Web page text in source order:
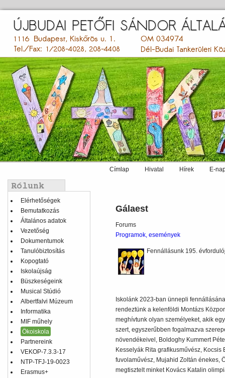
tartalomra
menu
Címlap Hivatal Hírek E-
Balmenü
Elérhetőségek
Bemutatkozás
Általános adatok
Vezetőség
Dokumentumok
Tanulóbiztosítás
Kopogtató
Iskolaújság
Büszkeségeink
Musical Stúdió
Albertfalvi Múzeum
Informatika
MIF műhely
Ökoiskola
Partnereink
VEKOP-7.3.3-17
NTP-TFJ-19-0023
Erasmus+
Gálaest
Forums
Programok, események
Fennállásunk 195.
Iskolánk 2023-ban ünnepli
rendeztünk a kelenföldi Montázs
meghívtunk olyan személyeket, akik
szert, egyszerűbben fogalmazva
növendékeivel, Boldoghy Kummert
Kesselyák Rita grafikusművész,
fuvolaművész, Mujahid Zoltán énekes,
megtisztelt minket Kovács Katalin